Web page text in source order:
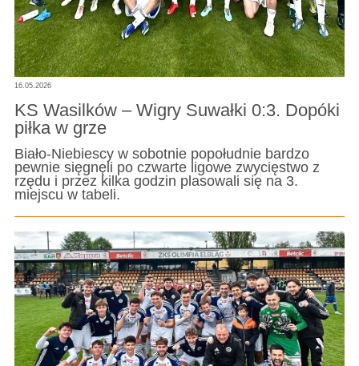
16.05.2026
KS Wasilków – Wigry Suwałki 0:3. Dopóki
piłka w grze
Biało-Niebiescy w sobotnie popołudnie bardzo
pewnie sięgnęli po czwarte ligowe zwycięstwo z
rzędu i przez kilka godzin plasowali się na 3.
miejscu w tabeli.